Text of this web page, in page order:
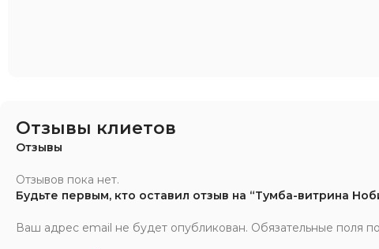
Отзывы клиетов
Отзывы
Отзывов пока нет.
Будьте первым, кто оставил отзыв на “Тумба-витрина
Ваш адрес email не будет опубликован. Обязательные поля